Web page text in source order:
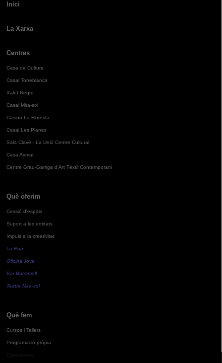
Inici
La Xarxa
Centres
Casa de Cultura
Casal Torreblanca
Xalet Negre
Casal Mira-sol
Casino La Floresta
Casal Les Planes
Sala Clavé - La Unió Centre Cultural
Casa Aymat
Centre Grau-Garriga d'Art Tèxtil Contemporani
Què oferim
Cessió d'espais
Suport a les entitats
Impuls a la creativitat
La Pua
Oficina Jove
Bar Bocamoll
Teatre Mira-sol
Què fem
Cursos i Tallers
Programació pròpia